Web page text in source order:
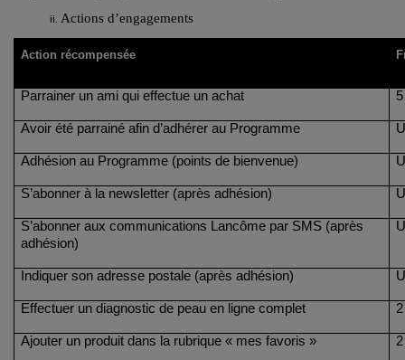
Actions d’engagements
Action récompensée
Parrainer un ami qui effectue un achat
Avoir été parrainé afin d’adhérer au Programme
Adhésion au Programme (points de bienvenue)
S’abonner à la newsletter (après adhésion)
S’abonner aux communications Lancôme par SMS (après
adhésion)
Indiquer son adresse postale (après adhésion)
Effectuer un diagnostic de peau en ligne complet
Ajouter un produit dans la rubrique « mes favoris »